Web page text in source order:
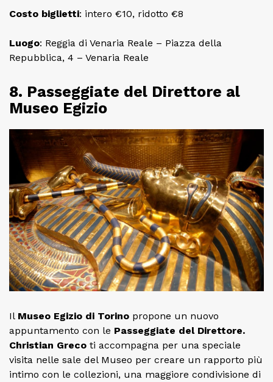
Costo biglietti: intero €10, ridotto €8
Luogo: Reggia di Venaria Reale – Piazza della
Repubblica, 4 – Venaria Reale
8. Passeggiate del Direttore al
Museo Egizio
Il Museo Egizio di Torino propone un nuovo
appuntamento con le Passeggiate del Direttore.
Christian Greco ti accompagna per una speciale
visita nelle sale del Museo per creare un rapporto più
intimo con le collezioni, una maggiore condivisione di